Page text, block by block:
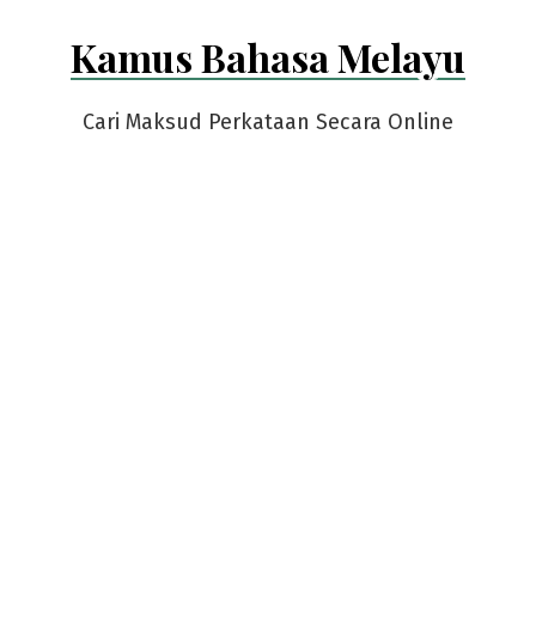
Kamus Bahasa Melayu
Cari Maksud Perkataan Secara Online